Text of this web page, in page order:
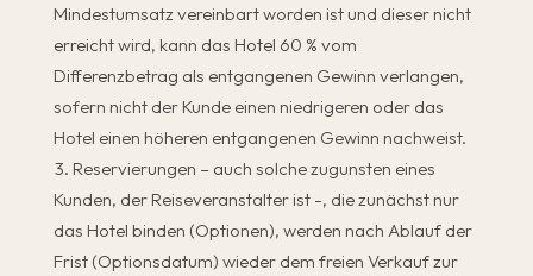
Mindestumsatz vereinbart worden ist und dieser nicht
erreicht wird, kann das Hotel 60 % vom
Differenzbetrag als entgangenen Gewinn verlangen,
sofern nicht der Kunde einen niedrigeren oder das
Hotel einen höheren entgangenen Gewinn nachweist.
Reservierungen – auch solche zugunsten eines
Kunden, der Reiseveranstalter ist -, die zunächst nur
das Hotel binden (Optionen), werden nach Ablauf der
Frist (Optionsdatum) wieder dem freien Verkauf zur